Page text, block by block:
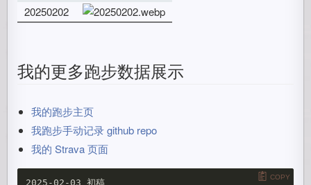
20250202
我的更多跑步数据展示
我的跑步主页
我跑步手动记录 github repo
我的 Strava 页面
2025-02-03 初稿
COPY